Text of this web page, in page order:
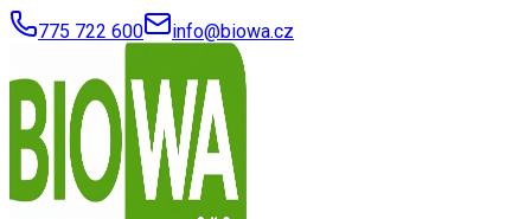
775 722 600 info@biowa.cz